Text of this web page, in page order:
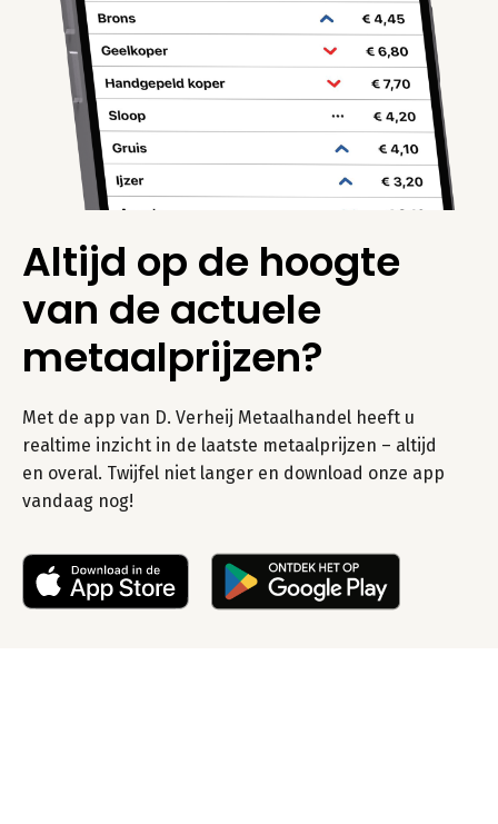
Altijd op de hoogte
van de actuele
metaalprijzen?
Met de app van D. Verheij Metaalhandel heeft u
realtime inzicht in de laatste metaalprijzen – altijd
en overal. Twijfel niet langer en download onze app
vandaag nog!